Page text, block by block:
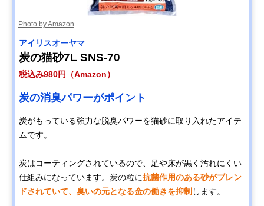
Photo by Amazon
アイリスオーヤマ
炭の猫砂7L SNS-70
税込み980円（Amazon）
炭の消臭パワーがポイント
炭がもっている強力な脱臭パワーを猫砂に取り入れたアイテ
ムです。
炭はコーティングされているので、足や床が黒く汚れにくい
仕組みになっています。炭の粒に抗菌作用のある砂がブレン
ドされていて、臭いの元となる金の働きを抑制します。